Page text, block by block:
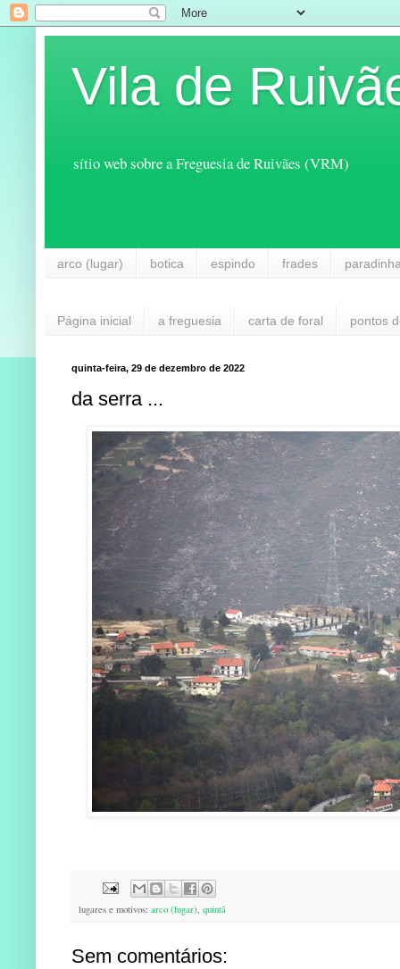
Vila de
sítio web sobre a Freguesia de Ruivães (VRM)
arco (lugar) botica espindo frades
Página inicial a freguesia carta de foral pontos
quinta-feira, 29 de dezembro de 2022
da serra ...
lugares e motivos: arco (lugar), quintã
Sem comentários: